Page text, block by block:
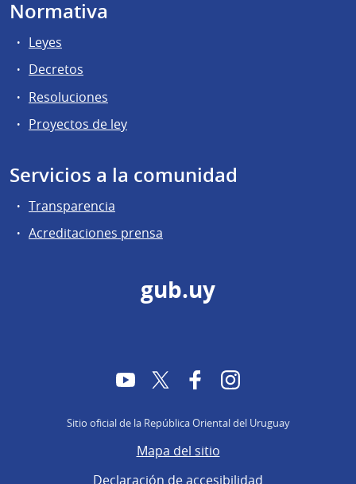
Normativa
Leyes
Decretos
Resoluciones
Proyectos de ley
Servicios a la comunidad
Transparencia
Acreditaciones prensa
gub.uy
YouTubeTwitter FacebookInstagram
Sitio oficial de la República Oriental del Uruguay
Mapa del sitio
Declaración de accesibilidad